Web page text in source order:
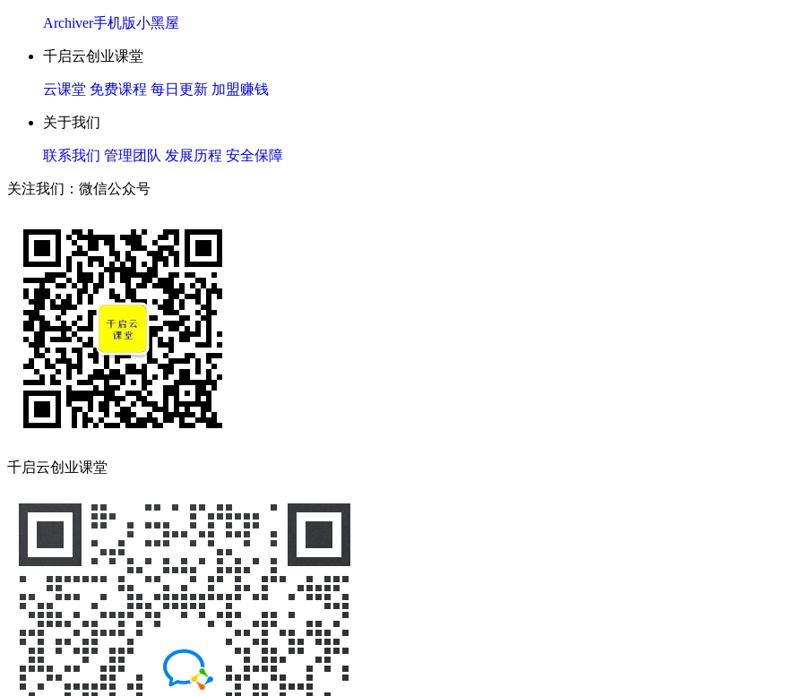
Archiver手机版小黑屋
千启云创业课堂
云课堂 免费课程 每日更新 加盟赚钱
关于我们
联系我们 管理团队 发展历程 安全保障
关注我们：微信公众号
千启云创业课堂